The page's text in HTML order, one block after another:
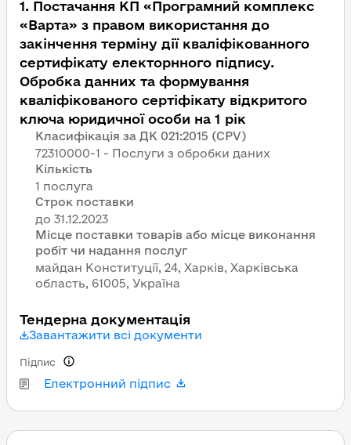
1. Постачання КП «Програмний комплекс
«Варта» з правом використання до
закінчення терміну дії кваліфікованного
сертифікату електорнного підпису.
Обробка данних та формування
кваліфікованого сертіфікату відкритого
ключа юридичної особи на 1 рік
Класифікація за ДК 021:2015 (CPV)
72310000-1 - Послуги з обробки даних
Кількість
1 послуга
Строк поставки
Місце поставки товарів або місце виконання
робіт чи надання послуг
майдан Конституції, 24, Харків, Харківська
область, 61005, Україна
Тендерна документація
Завантажити всі документи
Електронний підпис
Підпис